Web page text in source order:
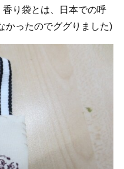
り袋とは、日本での呼
かったのでググりました)